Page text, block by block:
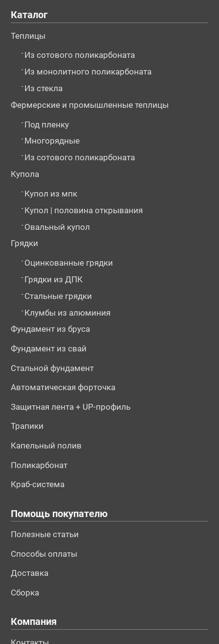
Каталог
Теплицы
- Из сотового поликарбоната
- Из монолитного поликарбоната
- Из стекла
Фермерские и промышленные теплицы
- Под пленку
- Многорядные
- Из сотового поликарбоната
Купола
- Купол из мпк
- Купол | половина открывания
- Овальный купол
Грядки
- Оцинкованные грядки
- Грядки из ДПК
- Стальные грядки
- Клумбы из алюминия
Фундамент из бруса
Фундамент из свай
Стальной фундамент
Автоматическая форточка
Защитная лента + UP-профиль
Трапики
Капельный полив
Поликарбонат
Краб-система
Помощь покупателю
Полезные статьи
Способы оплаты
Доставка
Сборка
Компания